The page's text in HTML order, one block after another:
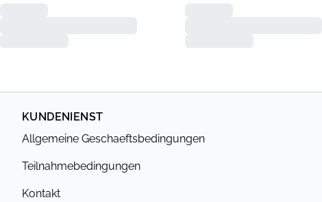
KUNDENIENST
Allgemeine Geschaeftsbedingungen
Teilnahmebedingungen
Kontakt